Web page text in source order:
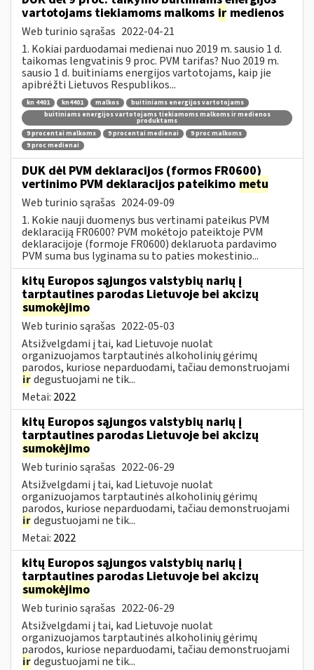
vartotojams tiekiamoms malkoms ir medienos
Web turinio sąrašas 2022-04-21
1. Kokiai parduodamai medienai nuo 2019 m. sausio 1 d.
taikomas lengvatinis 9 proc. PVM tarifas? Nuo 2019 m.
sausio 1 d. buitiniams energijos vartotojams, kaip jie
apibrėžti Lietuvos Respublikos...
kn 4401 kn4401 malkos
buitiniams energijos vartotojams
buitiniams energijos vartotojams tiekiamoms malkoms ir medienos
produktams
9 procentai malkoms
9 procentai medienai
9 proc malkoms
9 proc medienai
DUK dėl PVM deklaracijos (formos FR0600)
vertinimo PVM deklaracijos pateikimo metu
Web turinio sąrašas 2024-09-09
1. Kokie nauji duomenys bus vertinami pateikus PVM
deklaraciją FR0600? PVM mokėtojo pateiktoje PVM
deklaracijoje (formoje FR0600) deklaruota pardavimo
PVM suma bus lyginama su to paties mokestinio...
kitų Europos sąjungos valstybių narių į
tarptautines parodas Lietuvoje bei akcizų
sumokėjimo
Web turinio sąrašas 2022-05-03
Atsižvelgdami į tai, kad Lietuvoje nuolat
organizuojamos tarptautinės alkoholinių gėrimų
parodos, kuriose neparduodami, tačiau demonstruojami
irdegustuojami ne tik...
Metai: 2022
kitų Europos sąjungos valstybių narių į
tarptautines parodas Lietuvoje bei akcizų
sumokėjimo
Web turinio sąrašas 2022-06-29
Atsižvelgdami į tai, kad Lietuvoje nuolat
organizuojamos tarptautinės alkoholinių gėrimų
parodos, kuriose neparduodami, tačiau demonstruojami
irdegustuojami ne tik...
Metai: 2022
kitų Europos sąjungos valstybių narių į
tarptautines parodas Lietuvoje bei akcizų
sumokėjimo
Web turinio sąrašas 2022-06-29
Atsižvelgdami į tai, kad Lietuvoje nuolat
organizuojamos tarptautinės alkoholinių gėrimų
parodos, kuriose neparduodami, tačiau demonstruojami
irdegustuojami ne tik...